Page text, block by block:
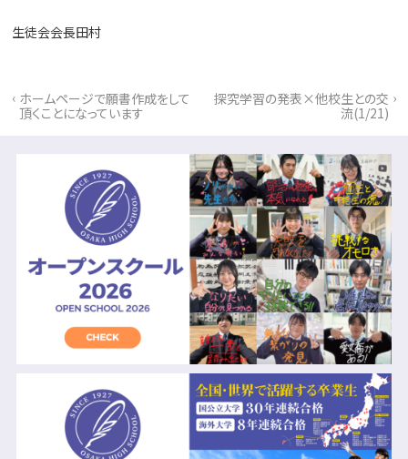
生徒会会長田村
‹ ホームページで願書作成をして
頂くことになっています
探究学習の発表×他校生との交
流(1/21)
›